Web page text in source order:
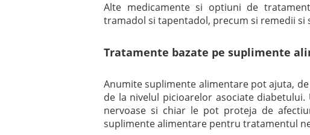
Alte medicamente si optiuni de
tramadol si tapentadol, precum si remedii si
Tratamente bazate pe suplimente
Anumite suplimente alimentare pot ajuta,
de la nivelul picioarelor asociate
nervoase si chiar le pot proteja de
suplimente alimentare pentru tratamentul